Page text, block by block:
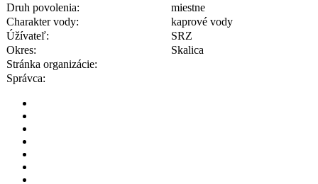
Druh povolenia:
miestne
Charakter vody:
kaprové vody
Úžívateľ:
SRZ
Okres:
Skalica
Stránka organizácie:
Správca: